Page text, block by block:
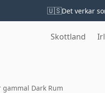
🇺🇸Det verkar
Skottland
Dark Rum